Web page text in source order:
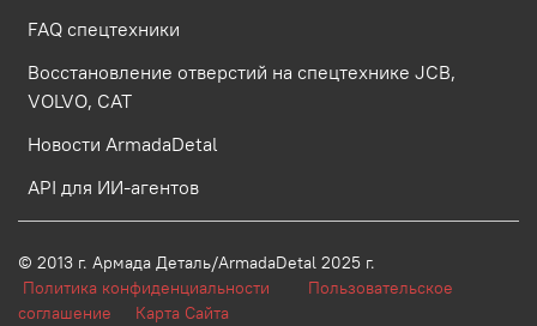
FAQ спецтехники
Восстановление отверстий на спецтехнике JCB,
VOLVO, CAT
Новости ArmadaDetal
API для ИИ-агентов
© 2013 г. Армада Деталь/ArmadaDetal 2025 г.
Политика конфиденциальности
Пользовательское
соглашение Карта Сайта